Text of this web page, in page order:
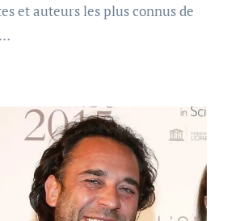
et auteurs les plus connus de